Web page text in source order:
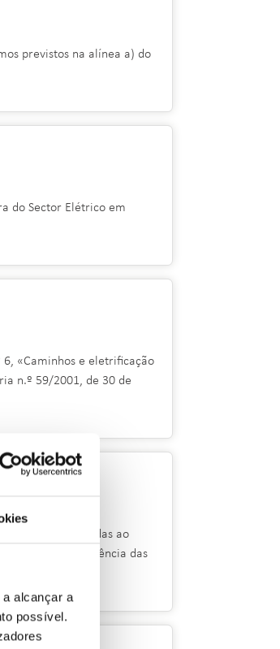
alcançar a
possível.
previstos na alínea a) do
do Sector Elétrico em
6, «Caminhos e eletrificação
n.º 59/2001, de 30 de
tensão, licenciadas ao
ao período de vigência das